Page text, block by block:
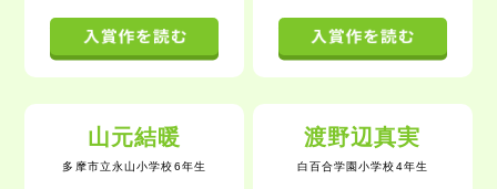
山元結暖
多摩市立永山小学校6年生
渡野辺真実
白百合学園小学校4年生